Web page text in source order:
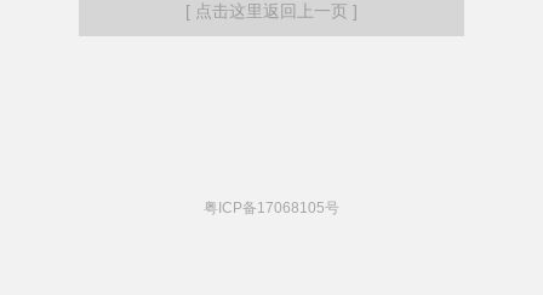
[ 点击这里返回上一页 ]
粤ICP备17068105号